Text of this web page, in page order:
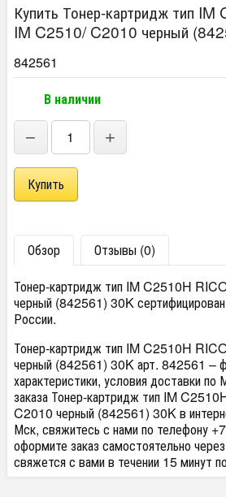
Купить Тонер-картридж тип
IM C2510/ C2010 черный
842561
В наличии
− +
Обзор
Отзывы (0)
Тонер-картридж тип IM C2510H
черный (842561) 30K
России.
Тонер-картридж тип IM C2510H
черный (842561) 30K арт. 842561 –
характеристики, условия доставки
заказа Тонер-картридж тип IM
C2010 черный (842561) 30K в
Мск, свяжитесь с нами по телефону
оформите заказ самостоятельно
свяжется с вами в течении 15 минут